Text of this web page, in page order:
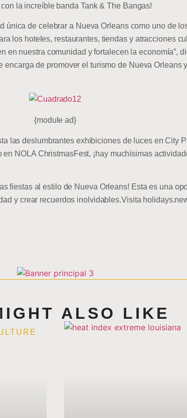
la increíble banda Tank & The Bangas!
única de celebrar a Nueva Orleans como uno de
los hoteles, restaurantes, tiendas y atracciones
en nuestra comunidad y fortalecen la economía”,
encarga de promover el turismo de Nueva Orleans
{module ad}
las deslumbrantes exhibiciones de luces en City
NOLA ChristmasFest, ¡hay muchísimas
fiestas al estilo de Nueva Orleans! Esta es una
y crear recuerdos inolvidables.Visita
ALSO LIKE